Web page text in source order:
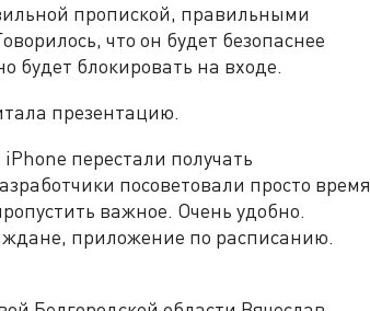
пропиской, правильными
что он будет безопаснее
будет блокировать на входе.
презентацию.
перестали получать
посоветовали просто время
важное. Очень удобно.
приложение по расписанию.